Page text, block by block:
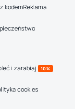
kodemReklama
i zarabiaj 10%
cookies